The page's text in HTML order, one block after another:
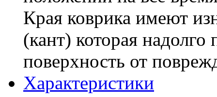
Края коврика имеют
(кант) которая
поверхность от
Характериcтики